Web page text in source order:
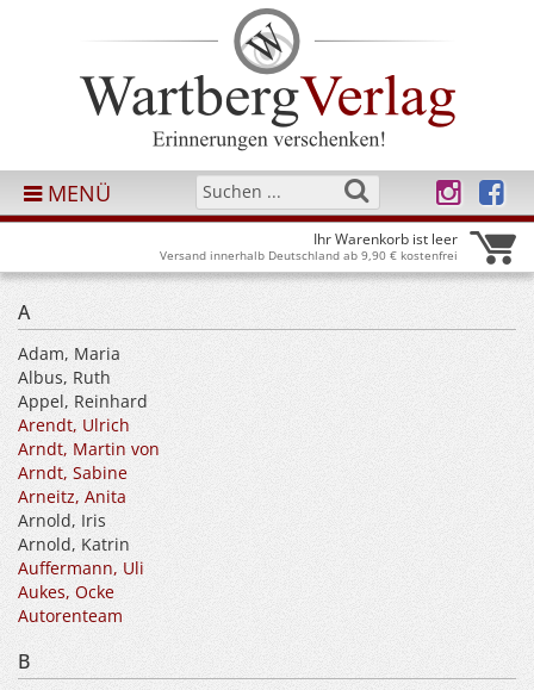
MENÜ
Ihr Warenkorb ist leer
Versand innerhalb Deutschland ab 9,90 € kostenfrei
A
Adam, Maria
Albus, Ruth
Appel, Reinhard
Arendt, Ulrich
Arndt, Martin von
Arndt, Sabine
Arneitz, Anita
Arnold, Iris
Arnold, Katrin
Auffermann, Uli
Aukes, Ocke
Autorenteam
B